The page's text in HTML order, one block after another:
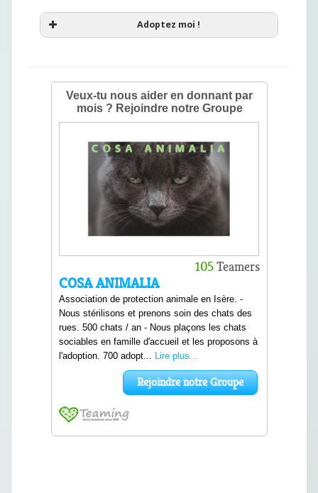
Adoptez moi !
Nous répondons à toutes les demandes
dans vos spams si vous ne recevez pas
de réponses ou contactez-nous par
téléphone au 06.88.44.71.17.
Vous souhaitez avoir des renseignements à
propos de ce chat ou lui rendre visite ? Nous
allons vous donner les coordonnées de la
famille d'accueil bénévole dans laquelle il se
trouve actuellement, mais avant cela, merci de
bien vouloir remplir ce formulaire d'adoption.
Merci de ne pas remplir plusieurs
formulaires, un seul suffit même pour
plusieurs chats.
Tout savoir sur l’adoption
Votre prénom* :